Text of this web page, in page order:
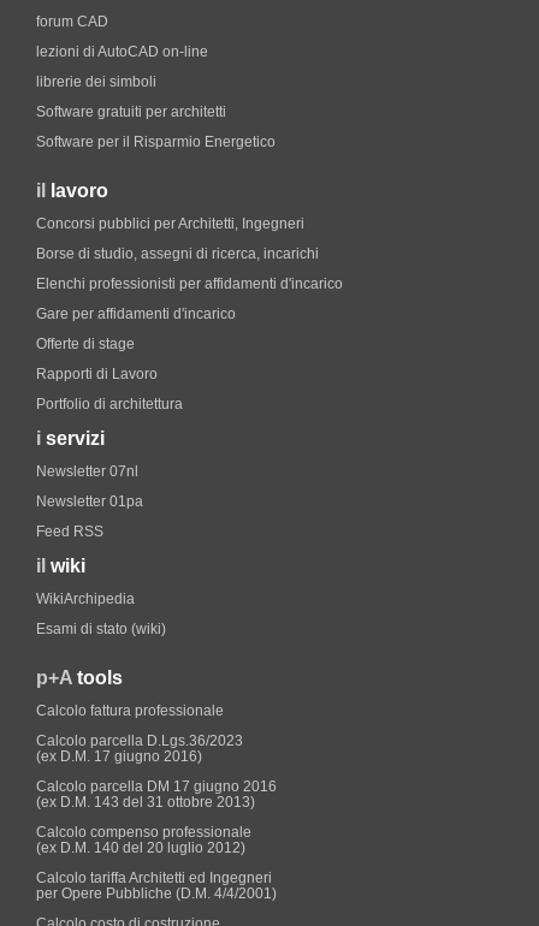
forum CAD
lezioni di AutoCAD on-line
librerie dei simboli
Software gratuiti per architetti
Software per il Risparmio Energetico
il lavoro
Concorsi pubblici per Architetti, Ingegneri
Borse di studio, assegni di ricerca, incarichi
Elenchi professionisti per affidamenti d'incarico
Gare per affidamenti d'incarico
Offerte di stage
Rapporti di Lavoro
Portfolio di architettura
i servizi
Newsletter 07nl
Newsletter 01pa
Feed RSS
il wiki
WikiArchipedia
Esami di stato (wiki)
p+A tools
Calcolo fattura professionale
Calcolo parcella D.Lgs.36/2023
(ex D.M. 17 giugno 2016)
Calcolo parcella DM 17 giugno 2016
(ex D.M. 143 del 31 ottobre 2013)
Calcolo compenso professionale
(ex D.M. 140 del 20 luglio 2012)
Calcolo tariffa Architetti ed Ingegneri
per Opere Pubbliche (D.M. 4/4/2001)